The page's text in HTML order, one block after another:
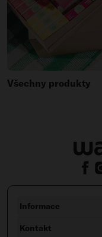
Všechny produkty
Informace
Kontakt